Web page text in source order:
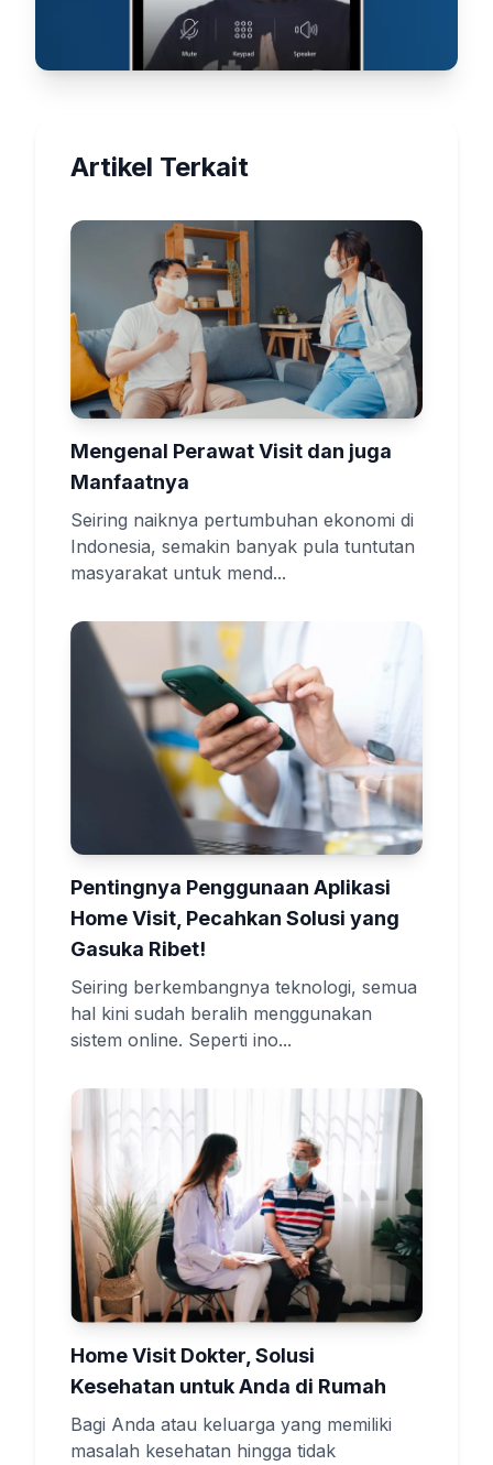
Artikel Terkait
Mengenal Perawat Visit dan juga
Manfaatnya
Seiring naiknya pertumbuhan ekonomi di
Indonesia, semakin banyak pula tuntutan
masyarakat untuk mend...
Pentingnya Penggunaan Aplikasi
Home Visit, Pecahkan Solusi yang
Gasuka Ribet!
Seiring berkembangnya teknologi, semua
hal kini sudah beralih menggunakan
sistem online. Seperti ino...
Home Visit Dokter, Solusi
Kesehatan untuk Anda di Rumah
Bagi Anda atau keluarga yang memiliki
masalah kesehatan hingga tidak